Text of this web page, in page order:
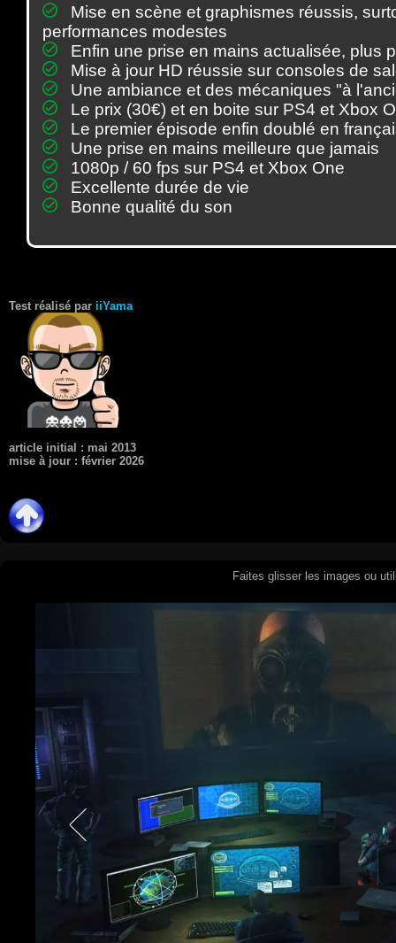
Mise en scène et graphismes réussis,
performances modestes
Enfin une prise en mains actualisée, plus
Mise à jour HD réussie sur consoles de
Une ambiance et des mécaniques "à
Le prix (30€) et en boite sur PS4 et Xbox
Le premier épisode enfin doublé en
Une prise en mains meilleure que jamais
1080p / 60 fps sur PS4 et Xbox One
Excellente durée de vie
Bonne qualité du son
Test réalisé par iiYama
article initial : mai 2013
mise à jour : février 2026
Faites glisser les images ou